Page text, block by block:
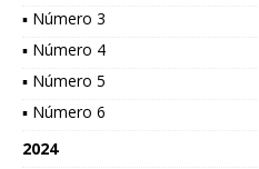
▪ Número 3
▪ Número 4
▪ Número 5
▪ Número 6
2024